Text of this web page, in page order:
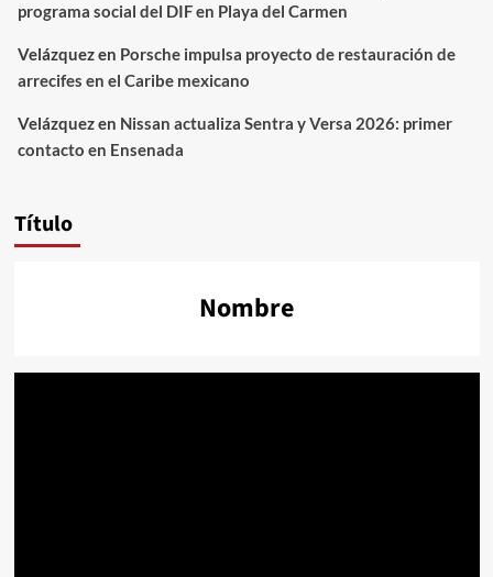
programa social del DIF en Playa del Carmen
Velázquezen Porsche impulsa proyecto de restauración de
arrecifes en el Caribe mexicano
Velázquezen Nissan actualiza Sentra y Versa 2026: primer
contacto en Ensenada
Título
Nombre